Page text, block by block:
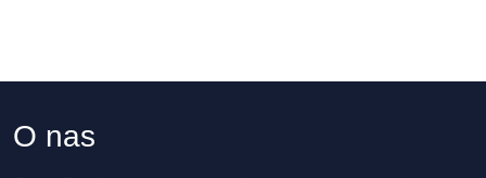
O nas